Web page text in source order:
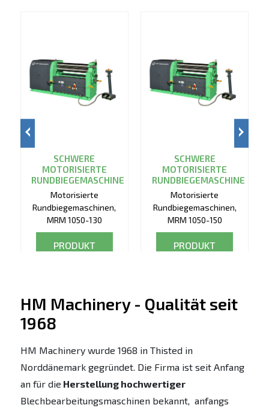
SCHWERE
MOTORISIERTE
RUNDBIEGEMASCHINE
Motorisierte
Rundbiegemaschinen,
MRM 1050-130
PRODUKT
SCHWERE
MOTORISIERTE
RUNDBIEGEMASCHINE
Motorisierte
Rundbiegemaschinen,
MRM 1050-150
PRODUKT
HM Machinery - Qualität seit
1968
HM Machinery wurde 1968 in Thisted in
Norddänemark gegründet. Die Firma ist seit Anfang
an für die Herstellung hochwertiger
Blechbearbeitungsmaschinen bekannt, anfangs